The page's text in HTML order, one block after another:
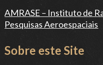
AMRASE – Instituto de
Pesquisas Aeroespaciais
Sobre este Site